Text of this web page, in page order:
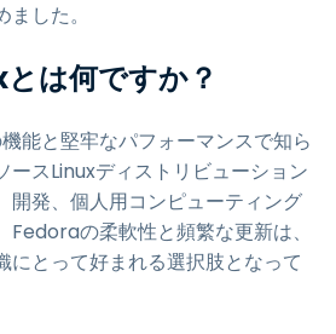
した。
は何ですか？
能と堅牢なパフォーマンスで知ら
ースLinuxディストリビューション
開発、個人用コンピューティング
Fedoraの柔軟性と頻繁な更新は、
にとって好まれる選択肢となって